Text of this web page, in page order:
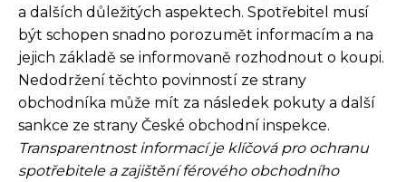
a dalších důležitých aspektech. Spotřebitel musí
být schopen snadno porozumět informacím a na
jejich základě se informovaně rozhodnout o koupi.
Nedodržení těchto povinností ze strany
obchodníka může mít za následek pokuty a další
sankce ze strany České obchodní inspekce.
Transparentnost informací je klíčová pro ochranu
spotřebitele a zajištění férového obchodního